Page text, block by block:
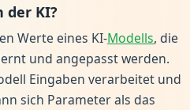
der KI?
Werte eines KI-Modells, die
und angepasst werden.
Eingaben verarbeitet und
sich Parameter als das